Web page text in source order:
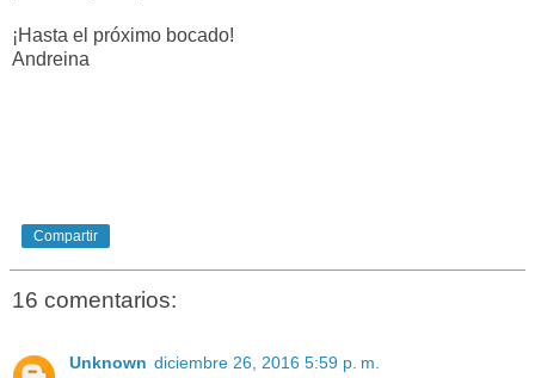
¡Hasta el próximo bocado!
Andreina
Compartir
16 comentarios:
Unknown diciembre 26, 2016 5:59 p. m.